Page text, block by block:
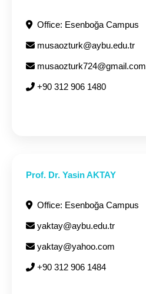
Office: Esenboğa Campus
musaozturk@aybu.edu.tr
musaozturk724@gmail.com
+90 312 906 1480
Prof. Dr. Yasin AKTAY
Office: Esenboğa Campus
yaktay@aybu.edu.tr
yaktay@yahoo.com
+90 312 906 1484